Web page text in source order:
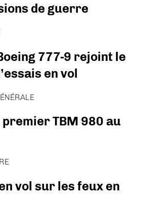
de guerre
777-9 rejoint le
en vol
TBM 980 au
vol sur les feux en